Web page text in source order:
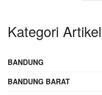
Kategori Artikel
BANDUNG
BANDUNG BARAT